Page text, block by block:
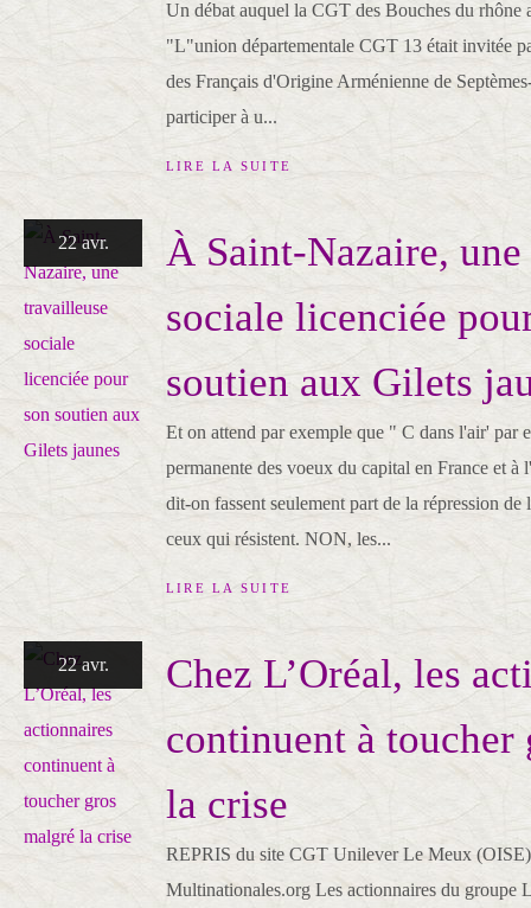
Un débat auquel la CGT des Bouches du
"L"union départementale CGT 13 était invitée
des Français d'Origine Arménienne de
participer à u...
LIRE LA SUITE
22 avr.
À Saint-Nazaire,
sociale licenciée
soutien aux Gilets
Et on attend par exemple que " C dans l'air' par
permanente des voeux du capital en France et à
dit-on fassent seulement part de la répression
ceux qui résistent. NON, les...
LIRE LA SUITE
22 avr.
Chez L’Oréal, les
continuent à toucher
la crise
REPRIS du site CGT Unilever Le Meux
Multinationales.org Les actionnaires du groupe